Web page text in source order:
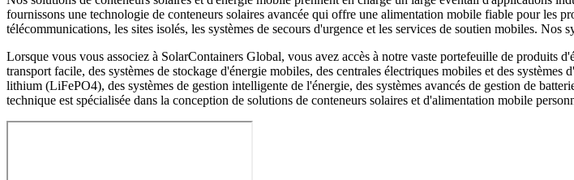
fournissons une technologie de conteneurs solaires avancée qui offre une alimentation mobile fiable pour les
télécommunications, les sites isolés, les systèmes de secours d'urgence et les services de soutien mobiles.
Lorsque vous vous associez à SolarContainers Global, vous avez accès à notre vaste portefeuille de produits
transport facile, des systèmes de stockage d'énergie mobiles, des centrales électriques mobiles et des
lithium (LiFePO4), des systèmes de gestion intelligente de l'énergie, des systèmes avancés de gestion de
technique est spécialisée dans la conception de solutions de conteneurs solaires et d'alimentation mobile